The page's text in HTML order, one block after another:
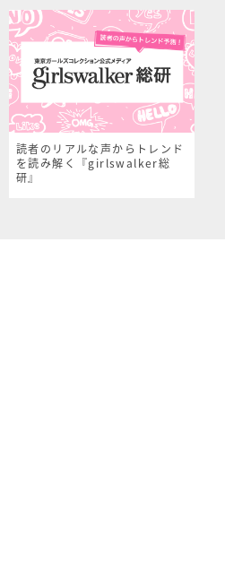
読者のリアルな声からトレンド
を読み解く『girlswalker総
研』